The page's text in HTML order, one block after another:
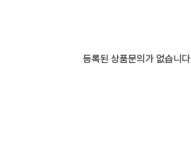
등록된 상품문의가 없습니다